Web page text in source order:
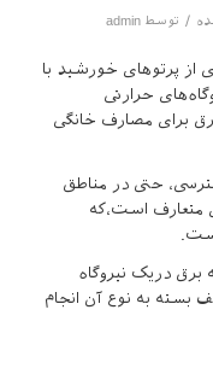
/ توسط admin
پرتوهای خورشید با
حرارتی
برای مصارف خانگی
حتی در مناطق
متعارف است،که
دریک نیروگاه
بسته به نوع آن انجام